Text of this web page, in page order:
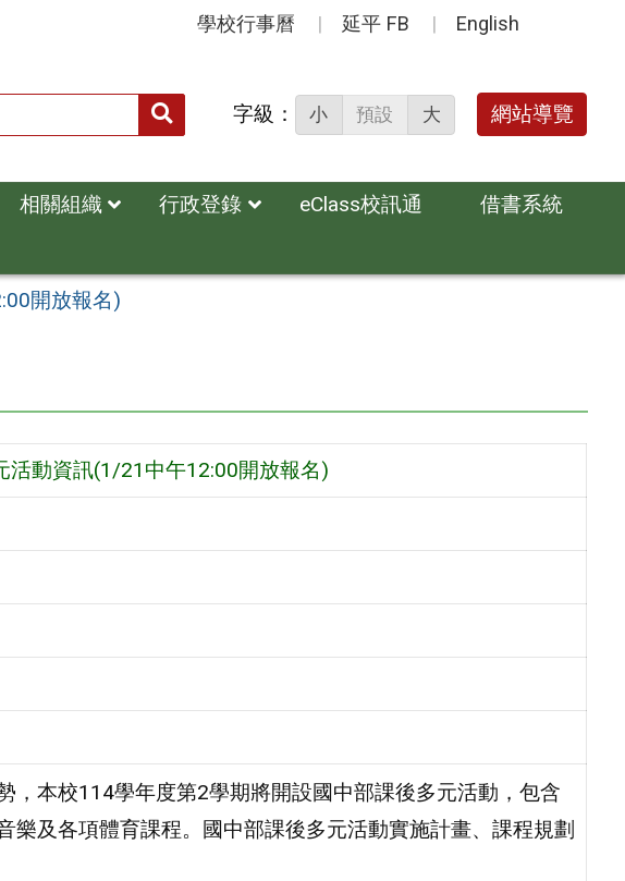
學校行事曆 延平 FB English
送出 字級： 小 預設 大 網站導覽
相關組織 行政登錄 eClass校訊通
借書系統
開放報名)
活動資訊(1/21中午12:00開放報名)
，本校114學年度第2學期將開設國中部課後多元活動，包含
樂及各項體育課程。國中部課後多元活動實施計畫、課程規劃